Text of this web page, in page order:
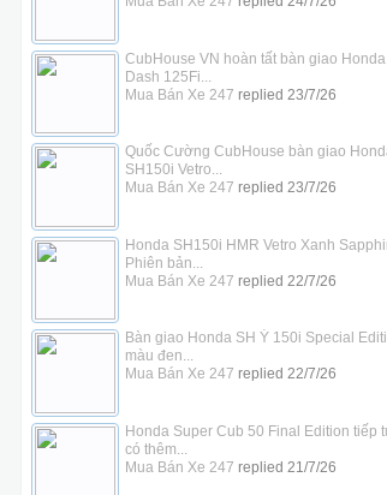
CubHouse VN hoàn tất bàn giao Honda
Dash 125Fi...
Mua Bán Xe 247 replied 23/7/26
Quốc Cường CubHouse bàn giao
SH150i Vetro...
Mua Bán Xe 247 replied 23/7/26
Honda SH150i HMR Vetro Xanh
Phiên bản...
Mua Bán Xe 247 replied 22/7/26
Bàn giao Honda SH Ý 150i Special
màu đen...
Mua Bán Xe 247 replied 22/7/26
Honda Super Cub 50 Final Edition tiếp
có thêm...
Mua Bán Xe 247 replied 21/7/26